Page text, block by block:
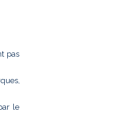
pas
le